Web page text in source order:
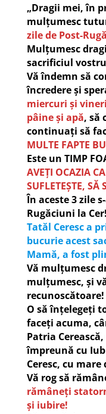
„Dragii mei, în
mulțumesc
zile de Post-
Mulțumesc
sacrificiul
Vă îndemn să
încredere și
miercuri și
pâine și apă, să
continuați să
MULTE FAPTE
Este un TIMP
AVEȚI OCAZIA
SUFLETEȘTE,
În aceste 3 zile
Rugăciuni la Cer!
Tatăl Ceresc a
bucurie acest
Mamă, a fost
Vă mulțumesc
mulțumesc, și
recunoscătoare!
O să înțelegeți
faceți acuma,
Patria
împreună cu
Ceresc, cu
Vă rog să
rămâneți
și iubire!